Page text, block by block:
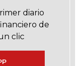
diario
de
clic